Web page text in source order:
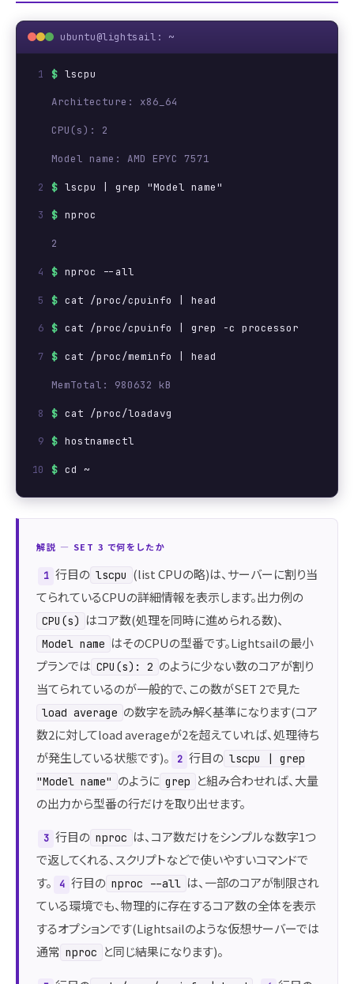
ubuntu@lightsail: ~
$ lscpu
Architecture: x86_64
CPU(s): 2
Model name: AMD EPYC 7571
$ lscpu | grep "Model name"
$ nproc
2
$ nproc --all
$ cat /proc/cpuinfo | head
$ cat /proc/cpuinfo | grep -c processor
$ cat /proc/meminfo | head
MemTotal: 980632 kB
$ cat /proc/loadavg
$ hostnamectl
$ cd ~
解説 ― SET 3 で何をしたか
1 行目の lscpu (list CPUの略)は、サーバーに割り当
てられているCPUの詳細情報を表示します。出力例の
CPU(s) はコア数(処理を同時に進められる数)、
Model name はそのCPUの型番です。Lightsailの最小
プランでは CPU(s): 2 のように少ない数のコアが割り
当てられているのが一般的で、この数がSET 2で見た
load average の数字を読み解く基準になります(コア
数2に対してload averageが2を超えていれば、処理待ち
が発生している状態です)。
2 行目の lscpu | grep
"Model name" のように grep
と組み合わせれば、大量
の出力から型番の行だけを取り出せます。
3 行目の nproc は、コア数だけをシンプルな数字1つ
で返してくれる、スクリプトなどで使いやすいコマンドで
す。
4 行目の nproc --all は、一部のコアが制限され
ている環境でも、物理的に存在するコア数の全体を表示
するオプションです(Lightsailのような仮想サーバーでは
通常 nproc と同じ結果になります)。